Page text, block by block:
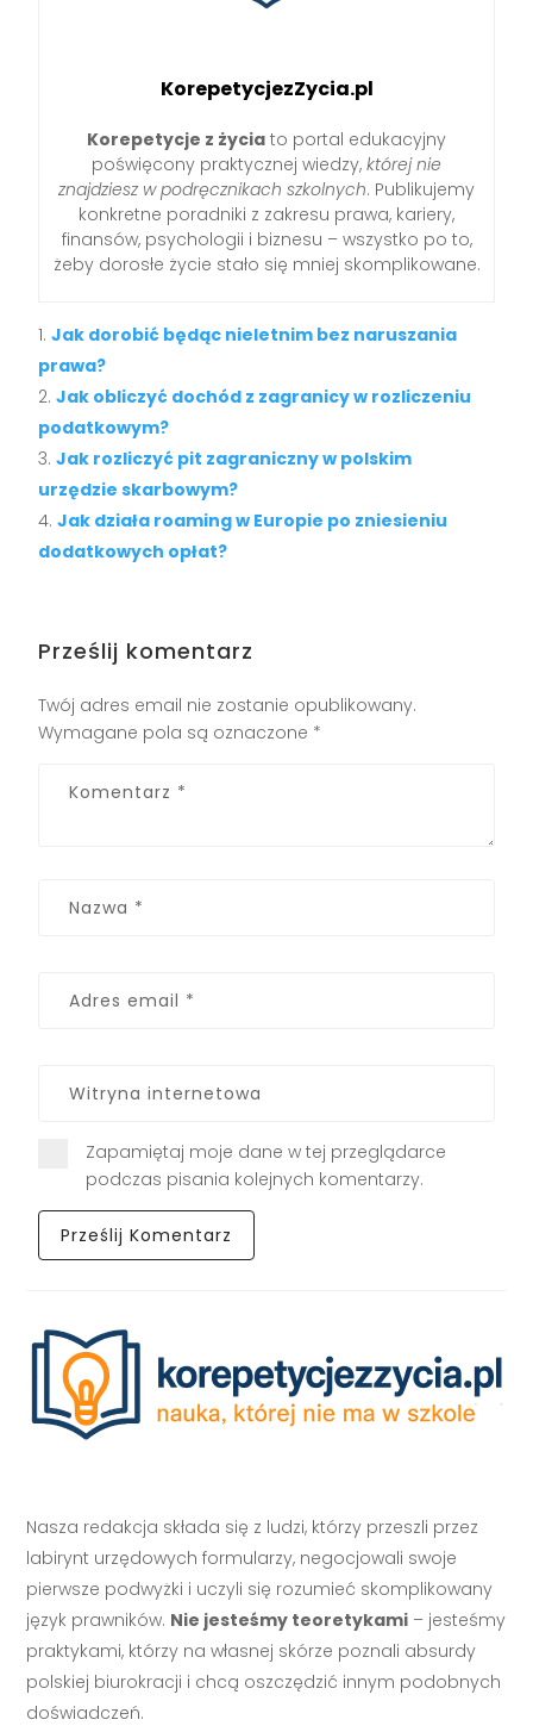
KorepetycjezZycia.pl
Korepetycje z życia to portal edukacyjny
poświęcony praktycznej wiedzy, której nie
znajdziesz w podręcznikach szkolnych. Publikujemy
konkretne poradniki z zakresu prawa, kariery,
finansów, psychologii i biznesu – wszystko po to,
żeby dorosłe życie stało się mniej skomplikowane.
Jak dorobić będąc nieletnim bez naruszania
prawa?
Jak obliczyć dochód z zagranicy w rozliczeniu
podatkowym?
Jak rozliczyć pit zagraniczny w polskim
urzędzie skarbowym?
Jak działa roaming w Europie po zniesieniu
dodatkowych opłat?
Prześlij komentarz
Twój adres email nie zostanie opublikowany.
Wymagane pola są oznaczone *
Zapamiętaj moje dane w tej przeglądarce
podczas pisania kolejnych komentarzy.
Nasza redakcja składa się z ludzi, którzy przeszli przez
labirynt urzędowych formularzy, negocjowali swoje
pierwsze podwyżki i uczyli się rozumieć skomplikowany
język prawników. Nie jesteśmy teoretykami – jesteśmy
praktykami, którzy na własnej skórze poznali absurdy
polskiej biurokracji i chcą oszczędzić innym podobnych
doświadczeń.